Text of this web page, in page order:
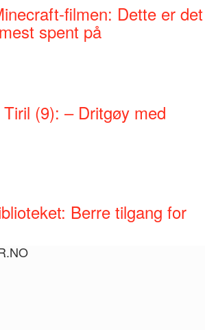
filmen: Dette er det
spent på
(9): – Dritgøy med
Berre tilgang for